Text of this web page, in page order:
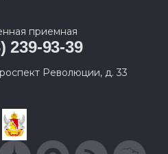
приемная
239-93-39
Революции, д. 33